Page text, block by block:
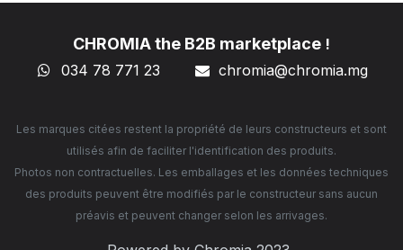
CHROMIA the B2B marketplace !
034 78 771 23
chromia@chromia.mg
Les marques citées restent la propriété de leurs constructeurs et sont
utilisés afin de faciliter l'identification des produits.
Photos non contractuelles. Les emballages et les données techniques
des produits peuvent être modifiés par le constructeur sans aucun
préavis et peuvent changer selon les arrivages.